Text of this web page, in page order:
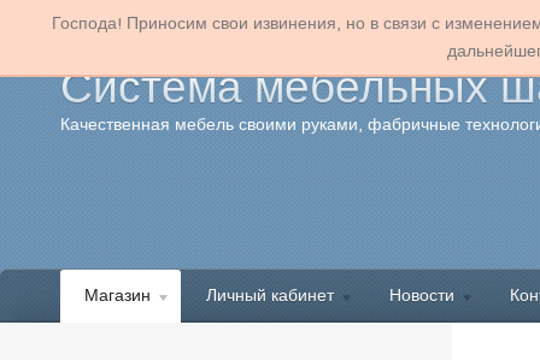
Система мебельных
Качественная мебель своими руками, фабричные
Магазин Личный кабинет Новости
Господа! Приносим свои извинения, но в связи с